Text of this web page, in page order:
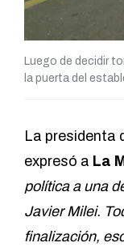
Luego de decidir
la puerta del
La presidenta
expresó a La
política a una
Javier Milei.
finalización,